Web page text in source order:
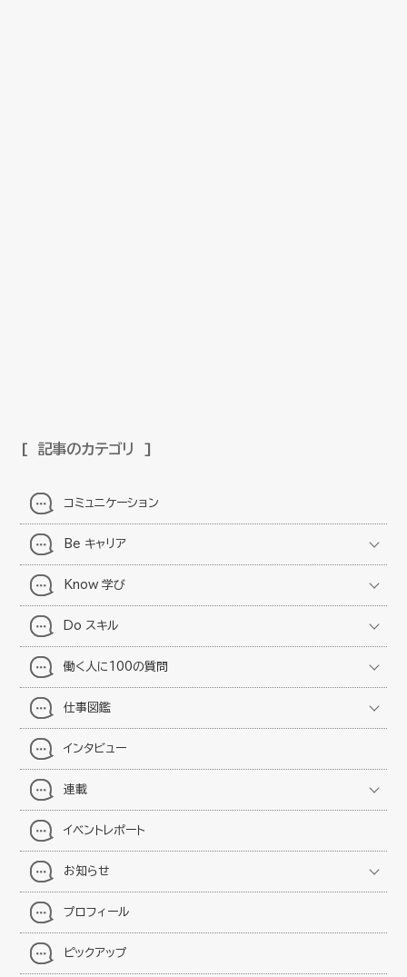
記事のカテゴリ
コミュニケーション
Be キャリア
Know 学び
Do スキル
働く人に100の質問
仕事図鑑
インタビュー
連載
イベントレポート
お知らせ
プロフィール
ピックアップ